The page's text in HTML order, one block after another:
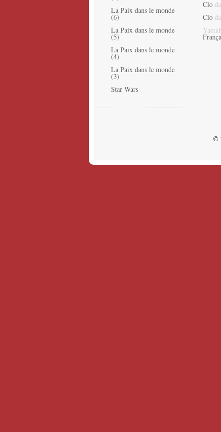
La Paix dans le monde
(6)
La Paix dans le monde
(5)
La Paix dans le monde
(4)
La Paix dans le monde
(3)
Star Wars
Clo
Clo
©